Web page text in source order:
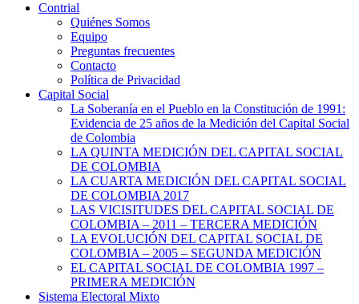
Contrial
Quiénes Somos
Equipo
Preguntas frecuentes
Contacto
Política de Privacidad
Capital Social
La Soberanía en el Pueblo en la Constitución de 1991:
Evidencia de 25 años de la Medición del Capital Social
de Colombia
LA QUINTA MEDICIÓN DEL CAPITAL SOCIAL
DE COLOMBIA
LA CUARTA MEDICIÓN DEL CAPITAL SOCIAL
DE COLOMBIA 2017
LAS VICISITUDES DEL CAPITAL SOCIAL DE
COLOMBIA – 2011 – TERCERA MEDICIÓN
LA EVOLUCIÓN DEL CAPITAL SOCIAL DE
COLOMBIA – 2005 – SEGUNDA MEDICIÓN
EL CAPITAL SOCIAL DE COLOMBIA 1997 –
PRIMERA MEDICIÓN
Sistema Electoral Mixto